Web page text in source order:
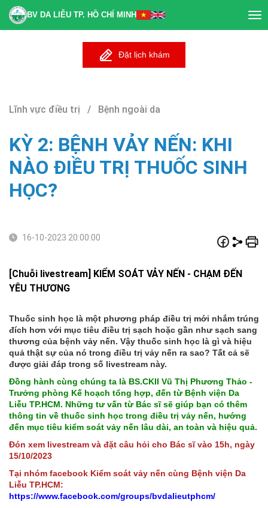
BV DA LIỄU TP. HỒ CHÍ MINH
Đặt lịch khám
Lĩnh vực điều trị / Bệnh ngoài da
KỲ 2: BỆNH VẢY NẾN: KHI
NÀO ĐIỀU TRỊ THUỐC SINH
HỌC?
16-10-2023 20:00:00
[Chuỗi livestream] KIỂM SOÁT VẢY NẾN - CHẠM ĐẾN
YÊU THƯƠNG
Thuốc sinh học là một phương pháp điều trị mới nhắm trúng
đích hơn với mục tiêu điều trị sạch hoặc gần như sạch sang
thương của bệnh vảy nến. Vậy thuốc sinh học là gì và hiệu
quả thật sự của nó trong điều trị vảy nến ra sao? Tất cả sẽ
được giải đáp trong số livestream này.
Đồng hành cùng chúng ta là BS.CKII Vũ Thị Phương Thảo -
Trưởng phòng Kế hoạch tổng hợp, đến từ Bệnh viện Da
Liễu TP.HCM. Những tư vấn từ Bác sĩ sẽ giúp bạn có thêm
thông tin về thuốc sinh học trong điều trị vảy nến, hướng
đến mục tiêu kiểm soát vảy nến lâu dài, an toàn và hiệu quả.
Đón xem livestream và đặt câu hỏi cho Bác sĩ vào 15h, ngày
15/10/2023
Tại nhóm facebook Kiểm soát vảy nến cùng Bệnh viện Da
Liễu TP.HCM:
https://www.facebook.com/groups/bvdalieutphcm/